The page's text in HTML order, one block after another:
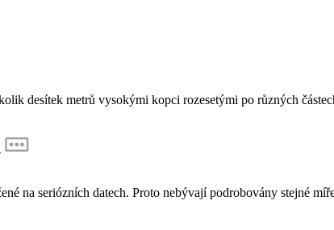
desítek metrů vysokými kopci rozesetými po různých
na seriózních datech. Proto nebývají podrobovány stejné